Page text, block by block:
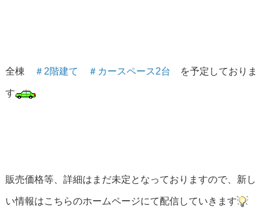
全棟 ＃2階建て ＃カースペース2台 を予定しておりま
す
販売価格等、詳細はまだ未定となっておりますので、新し
い情報はこちらのホームページにて配信していきます